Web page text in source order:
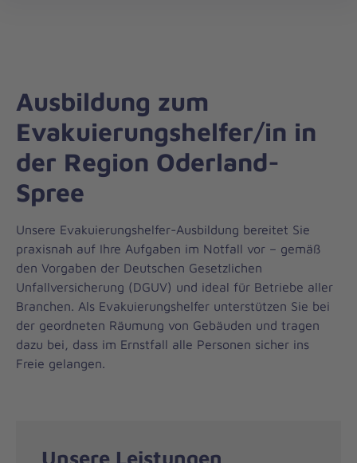
zum
Ausbildung zum
Evakuierungshelfer/in in
der Region Oderland-
Spree
Unsere Evakuierungshelfer-Ausbildung bereitet Sie
praxisnah auf Ihre Aufgaben im Notfall vor – gemäß
den Vorgaben der Deutschen Gesetzlichen
Unfallversicherung (DGUV) und ideal für Betriebe aller
Branchen. Als Evakuierungshelfer unterstützen Sie bei
der geordneten Räumung von Gebäuden und tragen
dazu bei, dass im Ernstfall alle Personen sicher ins
Freie gelangen.
Unsere Leistungen